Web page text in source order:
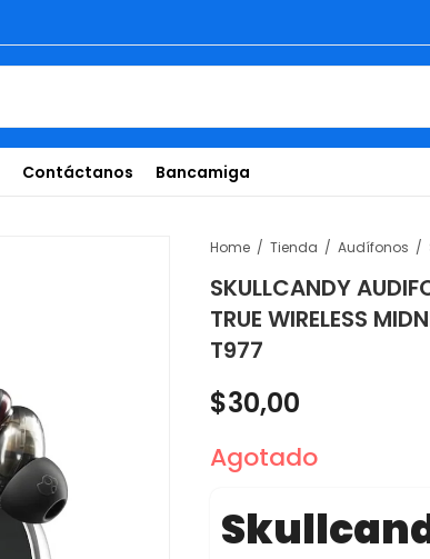
Contáctanos Bancamiga
Home Tienda Audífonos
SKULLCANDY
TRUE WIRELESS
T977
$30,00
Agotado